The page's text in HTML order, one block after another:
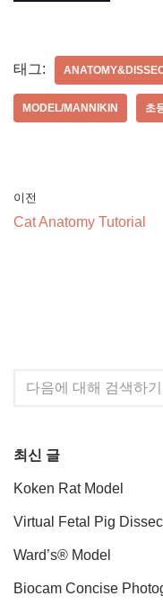
태그:
MODEL/MANNIKIN 초
이전
Cat Anatomy Tutorial
최신 글
Koken Rat Model
Virtual Fetal Pig
Ward’s® Model
Biocam Concise